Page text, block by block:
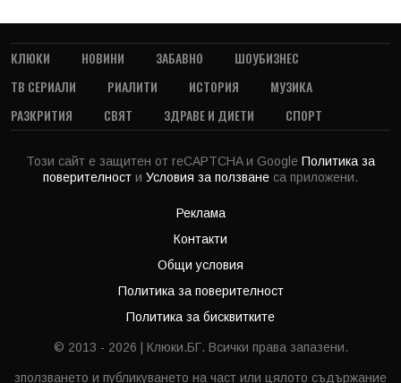
КЛЮКИ НОВИНИ ЗАБАВНО
ШОУБИЗНЕС
ТВ СЕРИАЛИ
РИАЛИТИ ИСТОРИЯ
МУЗИКА
РАЗКРИТИЯ
СВЯТ ЗДРАВЕ И ДИЕТИ СПОРТ
Този сайт е защитен от reCAPTCHA и Google Политика за
поверителност и Условия за ползване са приложени.
Реклама
Контакти
Общи условия
Политика за поверителност
Политика за бисквитките
© 2013 - 2026 | Клюки.БГ. Всички права запазени.
зползването и публикуването на част или цялото съдържание